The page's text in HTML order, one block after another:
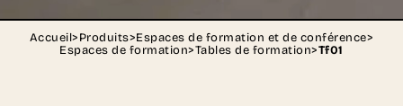
Accueil>Produits>Espaces de formation et de conférence>
Espaces de formation>Tables de formation>Tf01